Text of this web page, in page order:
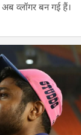
व्लॉगर बन गई हैं।